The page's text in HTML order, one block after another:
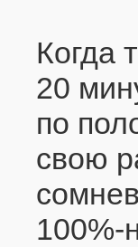
Когда
20
по
свою
100%-